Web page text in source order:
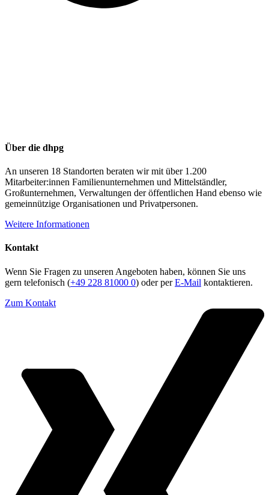
Über die dhpg
An unseren 18 Standorten beraten wir mit über 1.200
Mitarbeiter:innen Familienunternehmen und Mittelständler,
Großunternehmen, Verwaltungen der öffentlichen Hand ebenso wie
gemeinnützige Organisationen und Privatpersonen.
Weitere Informationen
Kontakt
Wenn Sie Fragen zu unseren Angeboten haben, können Sie uns
gern telefonisch (+49 228 81000 0) oder perE-Mail kontaktieren.
Zum Kontakt